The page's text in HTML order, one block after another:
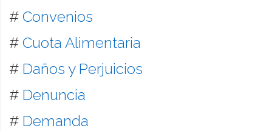
# Convenios
# Cuota Alimentaria
# Daños y Perjuicios
# Denuncia
# Demanda